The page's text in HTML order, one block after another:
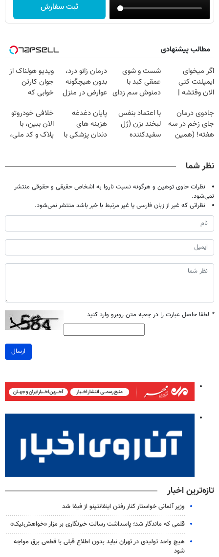
ثبت سفارش
مطالب پیشنهادی
اگر میخوای
ایمپلنت کنی
الان وقتشه |
میلیون تومان!!!
شست و شوی
عمقی کبد با
دمنوش سم زدای
درمان زانو درد،
بدون هیچگونه
عوارض در منزل
ویدیو هولناک از
جوان کارتن
خوابی که
آموزش رایگان
جادوی درمان
جای زخم در سه
هفته! (همین
با اعتماد بنفس
لبخند بزن (ژل
سفیدکننده
پایان دغدغه
هزینه های
دندان پزشکی با
خلافی خودروتو
الان ببین، با
پلاک و کد ملی،
نظر شما
نظرات حاوی توهین و هرگونه نسبت ناروا به اشخاص حقیقی و حقوقی منتشر
نمی‌شود.
نظراتی که غیر از زبان فارسی یا غیر مرتبط با خبر باشد منتشر نمی‌شود.
* لطفا حاصل عبارت را در جعبه متن روبرو وارد کنید
ارسال
تازه‌ترین اخبار
وزیر آلمانی خواستار کنار رفتن اینفانتینو از فیفا شد
قلمی که ماندگار شد؛ پاسداشت رسالت خبرنگاری بر مزار «خواهش‌نیک»
هیچ واحد تولیدی در تهران نباید بدون اطلاع قبلی با قطعی برق مواجه
شود